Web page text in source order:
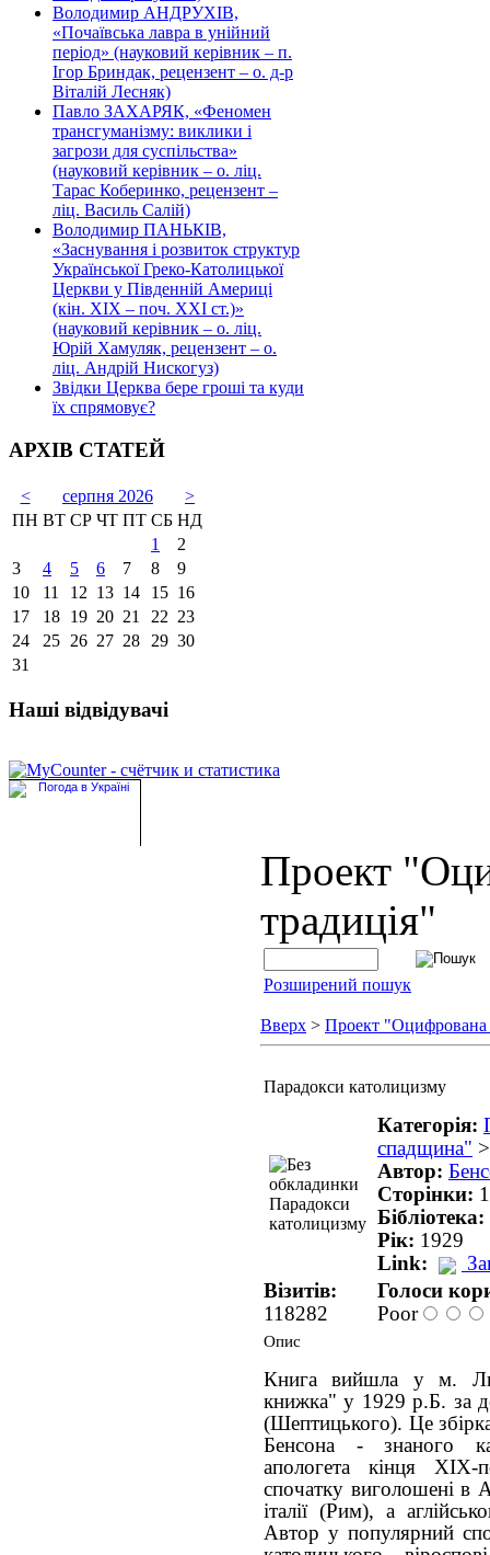
Володимир АНДРУХІВ,
«Почаївська лавра в унійний
період» (науковий керівник – п.
Ігор Бриндак, рецензент – о. д-р
Віталій Лесняк)
Павло ЗАХАРЯК, «Феномен
трансгуманізму: виклики і
загрози для суспільства»
(науковий керівник – о. ліц.
Тарас Коберинко, рецензент –
ліц. Василь Салій)
Володимир ПАНЬКІВ,
«Заснування і розвиток структур
Української Греко-Католицької
Церкви у Південній Америці
(кін. ХІХ – поч. ХХІ ст.)»
(науковий керівник – о. ліц.
Юрій Хамуляк, рецензент – о.
ліц. Андрій Нискогуз)
Звідки Церква бере гроші та куди
їх спрямовує?
АРХІВ СТАТЕЙ
< серпня 2026
>
ПН ВТ СР ЧТ ПТ СБ НД
1
2
3
4 5 6 7 8
9
10
11 12 13 14 15 16
17
18 19 20 21 22 23
24
25 26 27 28 29 30
31
Наші відвідувачі
Проект
традиція"
Розширений пошук
Вверх > Проект
Парадокси католицизму
Категорія:
спадщина"
Автор:
Сторінки:
Бібліотека:
Рік: 1929
Link:
Візитів:
118282
Голоси
Poor
Опис
Книга вийшла у м.
книжка" у 1929 р.Б. за
(Шептицького). Це
Бенсона - знаного
апологета кінця
спочатку виголошені в
італії (Рим), а
Автор у популярний